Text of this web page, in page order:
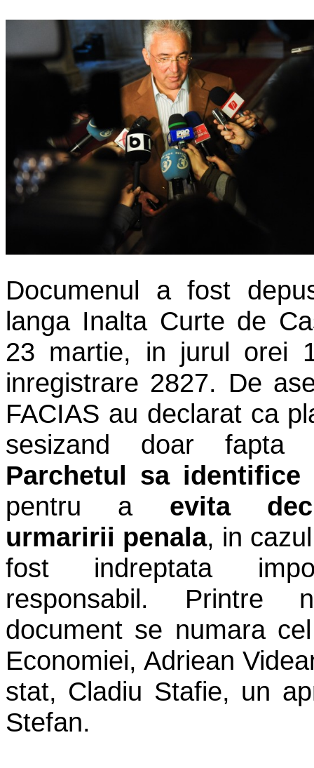
Documenul a fost
langa Inalta Curte de
23 martie, in jurul orei
inregistrare 2827. De
FACIAS au declarat ca
sesizand doar
Parchetul sa
pentru a evita
urmaririi penala, in
fost indreptata
responsabil. Printre
document se numara
Economiei, Adriean
stat, Cladiu Stafie, un
Stefan.